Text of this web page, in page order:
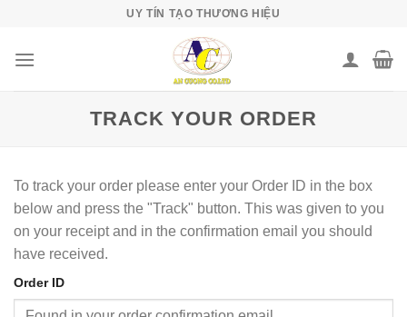
content
UY TÍN TẠO THƯƠNG HIỆU
TRACK YOUR ORDER
To track your order please enter your Order ID in the box
below and press the "Track" button. This was given to you
on your receipt and in the confirmation email you should
have received.
Order ID